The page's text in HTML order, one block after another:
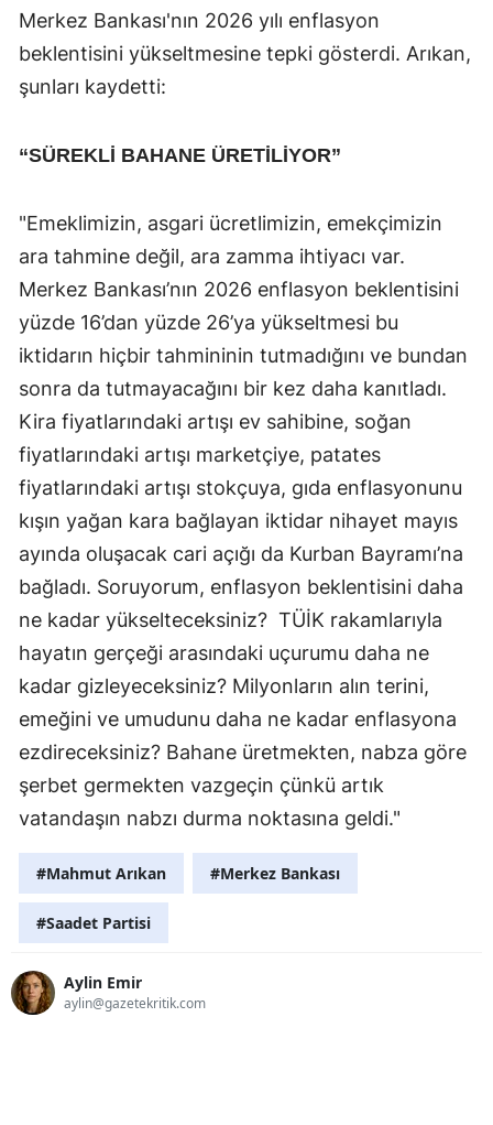
Merkez Bankası'nın 2026 yılı enflasyon
beklentisini yükseltmesine tepki gösterdi. Arıkan,
şunları kaydetti:
“SÜREKLİ BAHANE ÜRETİLİYOR”
"Emeklimizin, asgari ücretlimizin, emekçimizin
ara tahmine değil, ara zamma ihtiyacı var.
Merkez Bankası’nın 2026 enflasyon beklentisini
yüzde 16’dan yüzde 26’ya yükseltmesi bu
iktidarın hiçbir tahmininin tutmadığını ve bundan
sonra da tutmayacağını bir kez daha kanıtladı.
Kira fiyatlarındaki artışı ev sahibine, soğan
fiyatlarındaki artışı marketçiye, patates
fiyatlarındaki artışı stokçuya, gıda enflasyonunu
kışın yağan kara bağlayan iktidar nihayet mayıs
ayında oluşacak cari açığı da Kurban Bayramı’na
bağladı. Soruyorum, enflasyon beklentisini daha
ne kadar yükselteceksiniz? TÜİK rakamlarıyla
hayatın gerçeği arasındaki uçurumu daha ne
kadar gizleyeceksiniz? Milyonların alın terini,
emeğini ve umudunu daha ne kadar enflasyona
ezdireceksiniz? Bahane üretmekten, nabza göre
şerbet germekten vazgeçin çünkü artık
vatandaşın nabzı durma noktasına geldi."
#Mahmut Arıkan #Merkez Bankası
#Saadet Partisi
Aylin Emir
aylin@gazetekritik.com